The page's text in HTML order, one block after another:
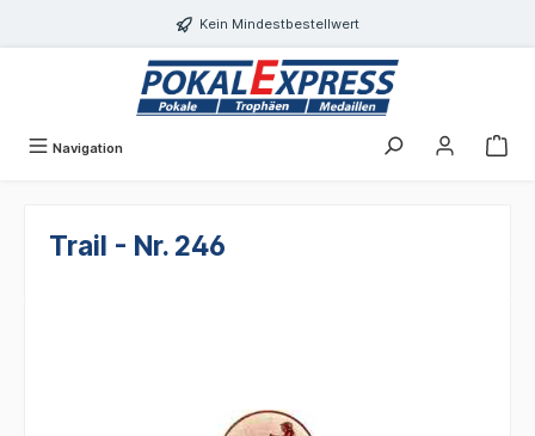
Kein Mindestbestellwert
Navigation
Trail - Nr. 246